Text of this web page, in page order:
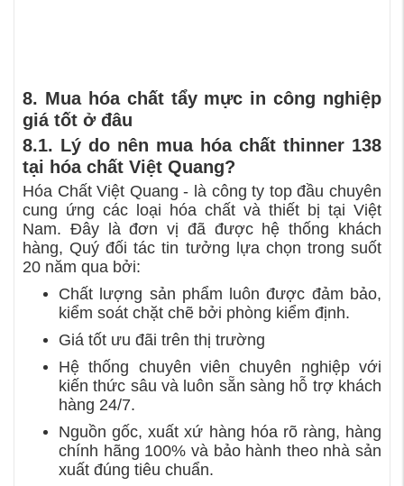
8. Mua hóa chất tẩy mực in công nghiệp
giá tốt ở đâu
8.1. Lý do nên mua hóa chất thinner 138
tại hóa chất Việt Quang?
Hóa Chất Việt Quang - là công ty top đầu chuyên
cung ứng các loại hóa chất và thiết bị tại Việt
Nam. Đây là đơn vị đã được hệ thống khách
hàng, Quý đối tác tin tưởng lựa chọn trong suốt
20 năm qua bởi:
Chất lượng sản phẩm luôn được đảm bảo,
kiểm soát chặt chẽ bởi phòng kiểm định.
Giá tốt ưu đãi trên thị trường
Hệ thống chuyên viên chuyên nghiệp với
kiến thức sâu và luôn sẵn sàng hỗ trợ khách
hàng 24/7.
Nguồn gốc, xuất xứ hàng hóa rõ ràng, hàng
chính hãng 100% và bảo hành theo nhà sản
xuất đúng tiêu chuẩn.